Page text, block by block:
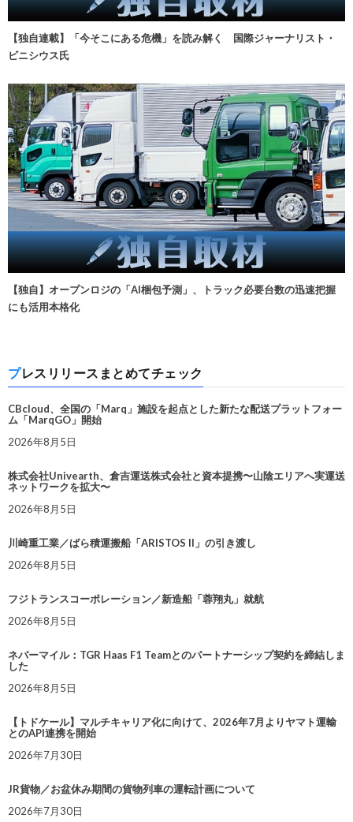
【独自連載】「今そこにある危機」を読み解く 国際ジャーナリスト・
ビニシウス氏
【独自】オープンロジの「AI梱包予測」、トラック必要台数の迅速把握
にも活用本格化
プレスリリースまとめてチェック
CBcloud、全国の「Marq」施設を起点とした新たな配送プラットフォー
ム「MarqGO」開始
2026年8月5日
株式会社Univearth、倉吉運送株式会社と資本提携〜山陰エリアへ実運送
ネットワークを拡大〜
2026年8月5日
川崎重工業／ばら積運搬船「ARISTOS II」の引き渡し
2026年8月5日
フジトランスコーポレーション／新造船「蓉翔丸」就航
2026年8月5日
ネバーマイル：TGR Haas F1 Teamとのパートナーシップ契約を締結しま
した
2026年8月5日
【トドケール】マルチキャリア化に向けて、2026年7月よりヤマト運輸
とのAPI連携を開始
2026年7月30日
JR貨物／お盆休み期間の貨物列車の運転計画について
2026年7月30日